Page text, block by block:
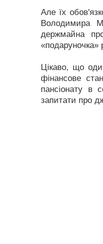
Але їх
Володимира
держмайна
«подаруночка»
Цікаво, що
фінансове
пансіонату в
запитати про